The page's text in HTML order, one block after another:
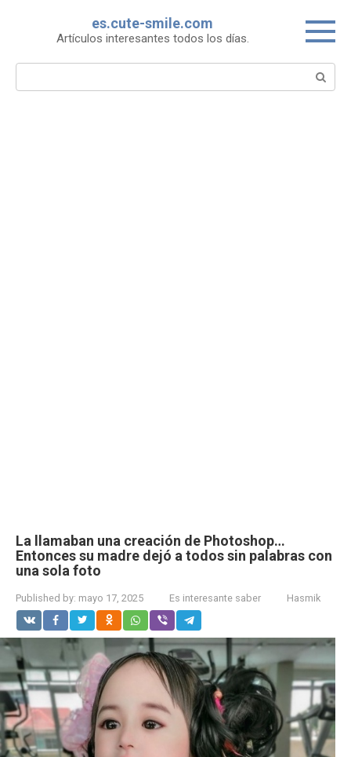
es.cute-smile.com
Artículos interesantes todos los días.
Search:
La llamaban una creación de Photoshop…
Entonces su madre dejó a todos sin palabras con
una sola foto
Published by: mayo 17, 2025 Es interesante saber Hasmik